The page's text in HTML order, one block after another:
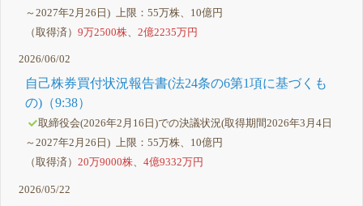
～2027年2月26日) 上限：55万株、10億円
（取得済）9万2500株 、2億2235万円
2026/06/02
自己株券買付状況報告書(法24条の6第1項に基づくも
の)（9:38）
取締役会(2026年2月16日)での決議状況(取得期間2026年3月4日
～2027年2月26日) 上限：55万株、10億円
（取得済）20万9000株 、4億9332万円
2026/05/22